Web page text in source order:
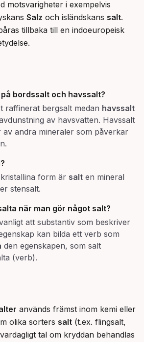
motsvarigheter i exempelvis
Salz och isländskans salt.
tillbaka till en indoeuropeisk
bordssalt och havssalt?
raffinerat bergsalt medan havssalt
av havsvatten. Havssalt
av andra mineraler som påverkar
form är salt en mineral
stensalt.
när man gör något salt?
att substantiv som beskriver
kan bilda ett verb som
den egenskapen, som salt
(verb).
används främst inom kemi eller
olika sorters salt (t.ex. flingsalt,
tal om kryddan behandlas